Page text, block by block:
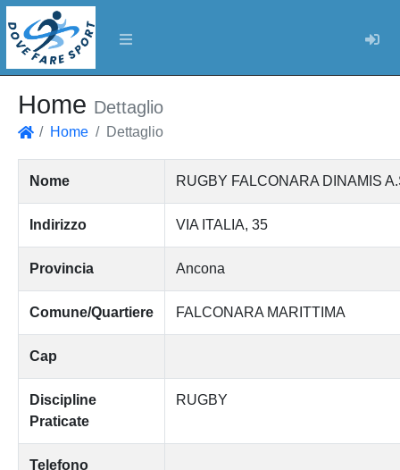
Home Dettaglio
Home Dettaglio
Nome RUGBY FALCONARA DINAMIS
Indirizzo VIA ITALIA, 35
Provincia Ancona
Comune/Quartiere FALCONARA MARITTIMA
Cap
Discipline
Praticate
RUGBY
Telefono